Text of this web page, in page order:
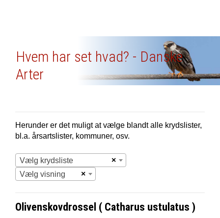
Hvem har set hvad? - Danske
Arter
Herunder er det muligt at vælge blandt alle krydslister,
bl.a. årsartslister, kommuner, osv.
×
Vælg krydsliste
×
Vælg visning
Olivenskovdrossel ( Catharus ustulatus )